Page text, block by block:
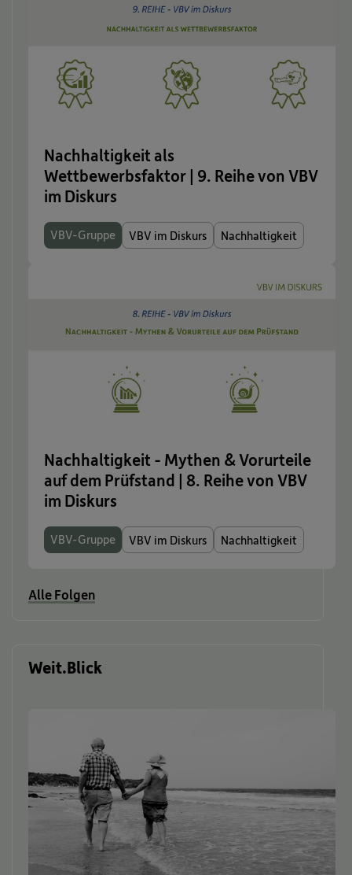
Nachhaltigkeit als
Wettbewerbsfaktor | 9. Reihe von VBV
im Diskurs
VBV-Gruppe VBV im Diskurs Nachhaltigkeit
Nachhaltigkeit - Mythen & Vorurteile
auf dem Prüfstand | 8. Reihe von VBV
im Diskurs
VBV-Gruppe VBV im Diskurs Nachhaltigkeit
Alle Folgen
Weit.Blick